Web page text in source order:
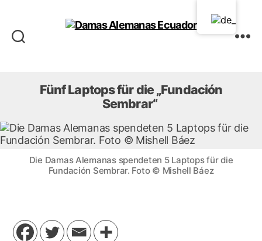
Ecuador
Fünf Laptops für die „Fundación
Sembrar“
Die Damas Alemanas spendeten 5 Laptops für die
Fundación Sembrar. Foto © Mishell Báez